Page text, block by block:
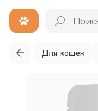
Для кошек